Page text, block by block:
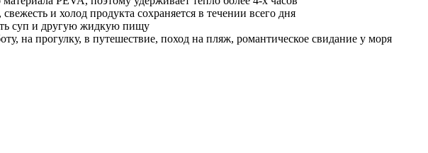
и холод продукта сохраняется в течении всего дня
суп и другую жидкую пищу
на прогулку, в путешествие, поход на пляж, романтическое свидание у моря